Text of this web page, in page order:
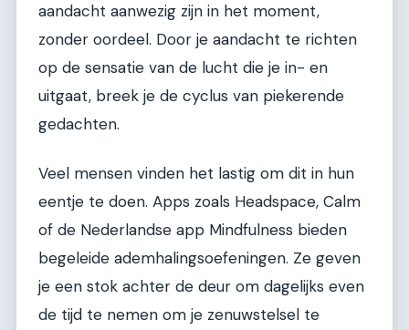
aandacht aanwezig zijn in het moment,
zonder oordeel. Door je aandacht te richten
op de sensatie van de lucht die je in- en
uitgaat, breek je de cyclus van piekerende
gedachten.
Veel mensen vinden het lastig om dit in hun
eentje te doen. Apps zoals Headspace, Calm
of de Nederlandse app Mindfulness bieden
begeleide ademhalingsoefeningen. Ze geven
je een stok achter de deur om dagelijks even
de tijd te nemen om je zenuwstelsel te